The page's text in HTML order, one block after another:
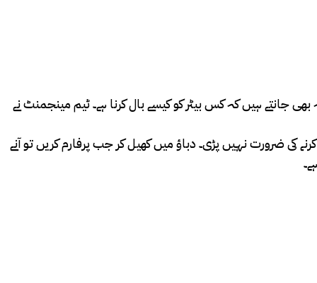
جانتے ہیں کہ کس بیٹر کو کیسے بال کرنا ہے۔ ٹیم مینجمنٹ نے
کی ضرورت نہیں پڑی۔ دباؤ میں کھیل کر جب پرفارم کریں تو آنے